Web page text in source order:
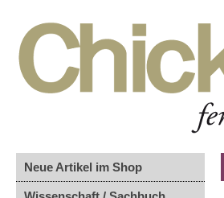
Neue Artikel im Shop